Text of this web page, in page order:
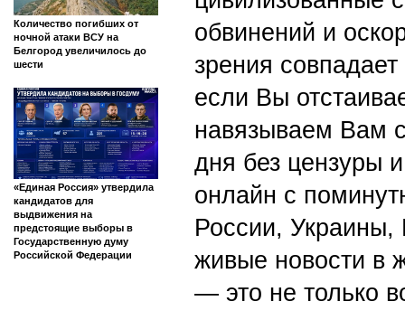
Количество погибших от
ночной атаки ВСУ на
Белгород увеличилось до
шести
«Единая Россия» утвердила
кандидатов для
выдвижения на
предстоящие выборы в
Государственную думу
Российской Федерации
обвинений и
зрения
если Вы
навязываем Вам
дня без цензуры
онлайн с
России,
живые новости в
— это не только